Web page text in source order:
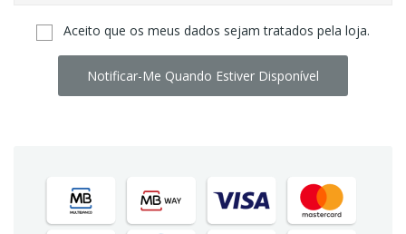
Aceito que os meus dados sejam tratados pela loja.
Notificar-Me Quando Estiver Disponível